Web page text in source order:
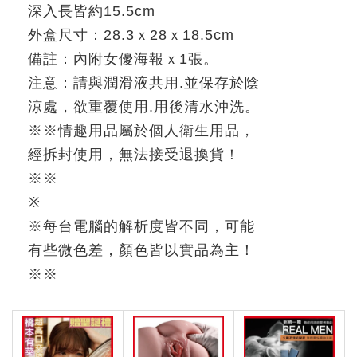
深入長皆約15.5cm
外盒尺寸： 28.3 ｘ 28 ｘ 18.5cm
備註：內附女優海報ｘ 1張。
注意：請與潤滑液共用 .並保存於陰
涼處，欲重覆使用 .用後清水沖洗。
※ ※情趣用品屬於個人衛生用品，
經拆封使用，無法接受退換貨！
※※
※
※每台電腦的解析度皆不同，可能
有些微色差，顏色皆以實品為主！
※ ※